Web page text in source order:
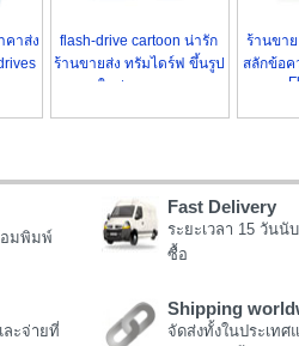
คาส่ง
flash-drive cartoon น่ารัก
ร้านขายส่ง ทรัมไดร์ฟ ขึ้นรูป
ใหม่ตามแบบ
ร้านขา
สลักข้อค
อมพิมพ์
Fast Delivery
ระยะเวลา 15 วัน
ซื้อ
ะจ่ายที่
Shipping
จัดส่งทั้งในประเทศ